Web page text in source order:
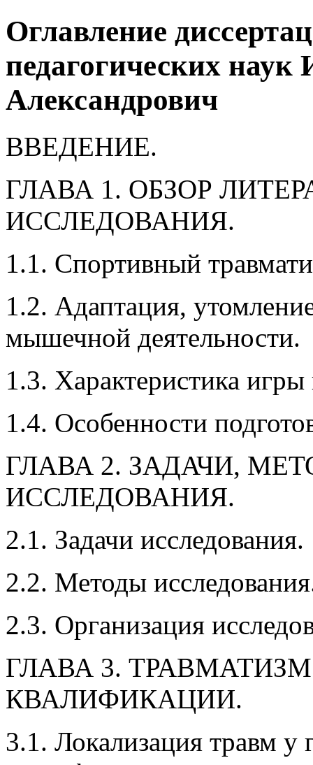
Оглавление
педагогических наук
Александрович
ВВЕДЕНИЕ.
ГЛАВА 1. ОБЗОР
ИССЛЕДОВАНИЯ.
1.1. Спортивный
1.2. Адаптация,
мышечной деятельности.
1.3. Характеристика игры
1.4. Особенности
ГЛАВА 2. ЗАДАЧИ,
ИССЛЕДОВАНИЯ.
2.1. Задачи исследования.
2.2. Методы
2.3. Организация
ГЛАВА 3.
КВАЛИФИКАЦИИ.
3.1. Локализация травм у